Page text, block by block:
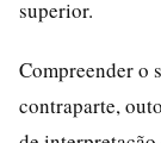
superior.
Compreender o
contraparte,